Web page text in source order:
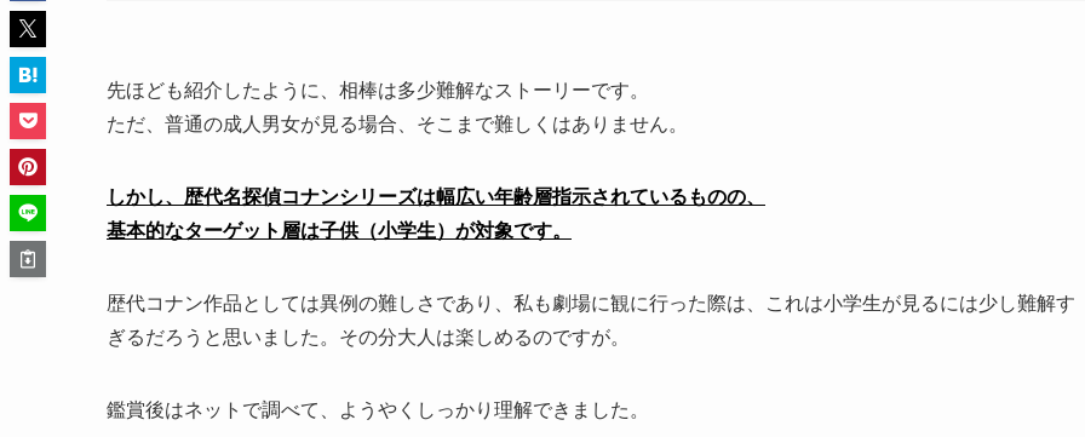
先ほども紹介したように、相棒は多少難解なストーリーです。
ただ、普通の成人男女が見る場合、そこまで難しくはありません。
しかし、歴代名探偵コナンシリーズは幅広い年齢層指示されているものの、
基本的なターゲット層は子供（小学生）が対象です。
歴代コナン作品としては異例の難しさであり、私も劇場に観に行った際は、これは小学生が見るには少し難解す
ぎるだろうと思いました。その分大人は楽しめるのですが。
鑑賞後はネットで調べて、ようやくしっかり理解できました。